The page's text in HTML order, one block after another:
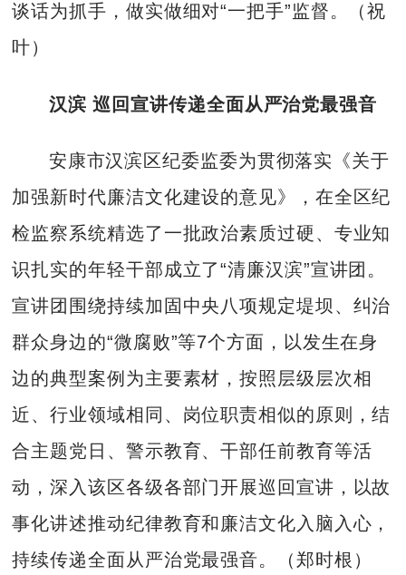
谈话为抓手，做实做细对“一把手”监督。（祝
叶）
汉滨 巡回宣讲传递全面从严治党最强音
安康市汉滨区纪委监委为贯彻落实《关于
加强新时代廉洁文化建设的意见》，在全区纪
检监察系统精选了一批政治素质过硬、专业知
识扎实的年轻干部成立了“清廉汉滨”宣讲团。
宣讲团围绕持续加固中央八项规定堤坝、纠治
群众身边的“微腐败”等7个方面，以发生在身
边的典型案例为主要素材，按照层级层次相
近、行业领域相同、岗位职责相似的原则，结
合主题党日、警示教育、干部任前教育等活
动，深入该区各级各部门开展巡回宣讲，以故
事化讲述推动纪律教育和廉洁文化入脑入心，
持续传递全面从严治党最强音。（郑时根）